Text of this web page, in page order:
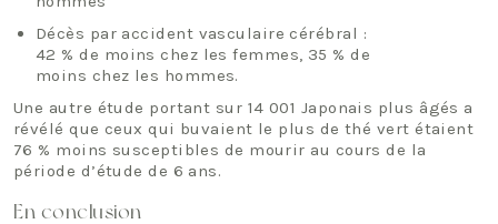
Décès par accident vasculaire cérébral :
42 % de moins chez les femmes, 35 % de
moins chez les hommes.
Une autre étude portant sur 14 001 Japonais plus âgés a
révélé que ceux qui buvaient le plus de thé vert étaient
76 % moins susceptibles de mourir au cours de la
période d’étude de 6 ans.
En conclusion